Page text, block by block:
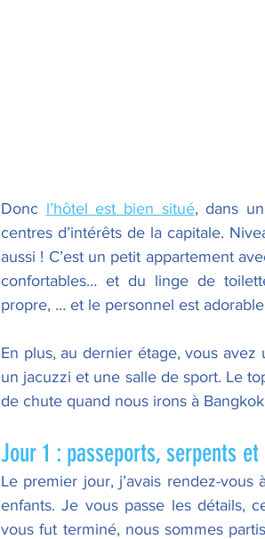
Donc l’hôtel est bien situé, dans
centres d’intérêts de la capitale.
aussi ! C’est un petit appartement
confortables… et du linge de
propre, … et le personnel est
En plus, au dernier étage, vous avez
un jacuzzi et une salle de sport. Le
de chute quand nous irons à
Jour 1 : passeports, serpents
Le premier jour, j’avais rendez-vous
enfants. Je vous passe les détails,
vous fut terminé, nous sommes